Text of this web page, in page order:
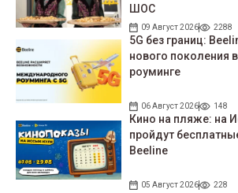
ШОС
09 Август 2026 2288
5G без границ:
нового поколения
роуминге
06 Август 2026 148
Кино на пляже: на
пройдут
Beeline
05 Август 2026 228